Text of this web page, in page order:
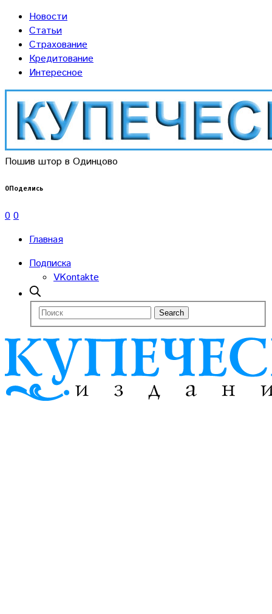
Новости
Статьи
Страхование
Кредитование
Интересное
Пошив штор в Одинцово
0Поделись
0 0
Главная
Подписка
VKontakte